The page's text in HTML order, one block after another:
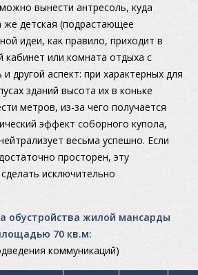
вынести антресоль, куда
детская (подрастающее
идеи, как правило, приходит в
кабинет или комната отдыха с
другой аспект: при характерных для
зданий высота их в коньке
метров, из-за чего получается
эффект соборного купола,
весьма успешно. Если
просторен, эту
исключительно
обустройства жилой мансарды
70 кв.м:
коммуникаций)